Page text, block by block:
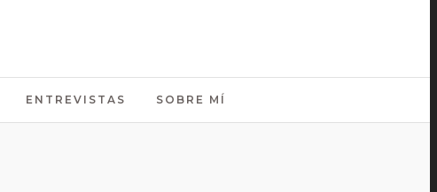
ENTREVISTAS SOBRE MÍ